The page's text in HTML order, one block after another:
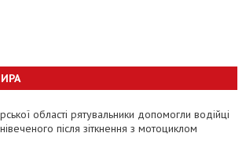
області рятувальники допомогли водійці
після зіткнення з мотоциклом